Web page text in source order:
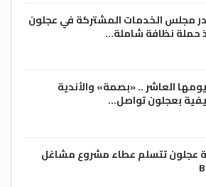
لمجتمع الخبراء
الخبراء والباحثين والمتخصصين
الرقمي إلى التقديم
أما الترجمة فقد قدمت
ويجب الرجوع لنص اللغة
مجلس الخدمات المشتركة في عجلون
حملة نظافة شاملة…
العاشر .. «بصمة» والأندية
بعجلون تواصل…
عجلون تتسلم عطاء مشروع مشاغل